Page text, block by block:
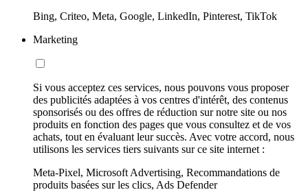
Bing, Criteo, Meta, Google, LinkedIn, Pinterest, TikTok
Marketing
Si vous acceptez ces services, nous pouvons vous proposer
des publicités adaptées à vos centres d'intérêt, des contenus
sponsorisés ou des offres de réduction sur notre site ou nos
produits en fonction des pages que vous consultez et de vos
achats, tout en évaluant leur succès. Avec votre accord, nous
utilisons les services tiers suivants sur ce site internet :
Meta-Pixel, Microsoft Advertising, Recommandations de
produits basées sur les clics, Ads Defender